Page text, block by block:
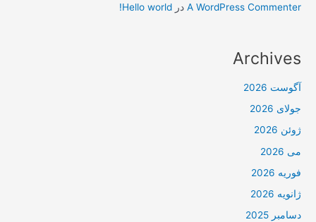
A WordPress Commenter درHello world!
Archives
آگوست 2026
جولای 2026
ژوئن 2026
می 2026
فوریه 2026
ژانویه 2026
دسامبر 2025